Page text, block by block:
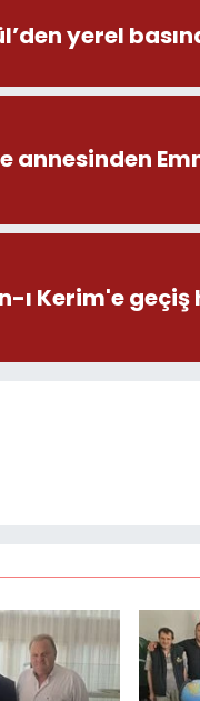
yerel
annesinden
ı Kerim'e geçiş